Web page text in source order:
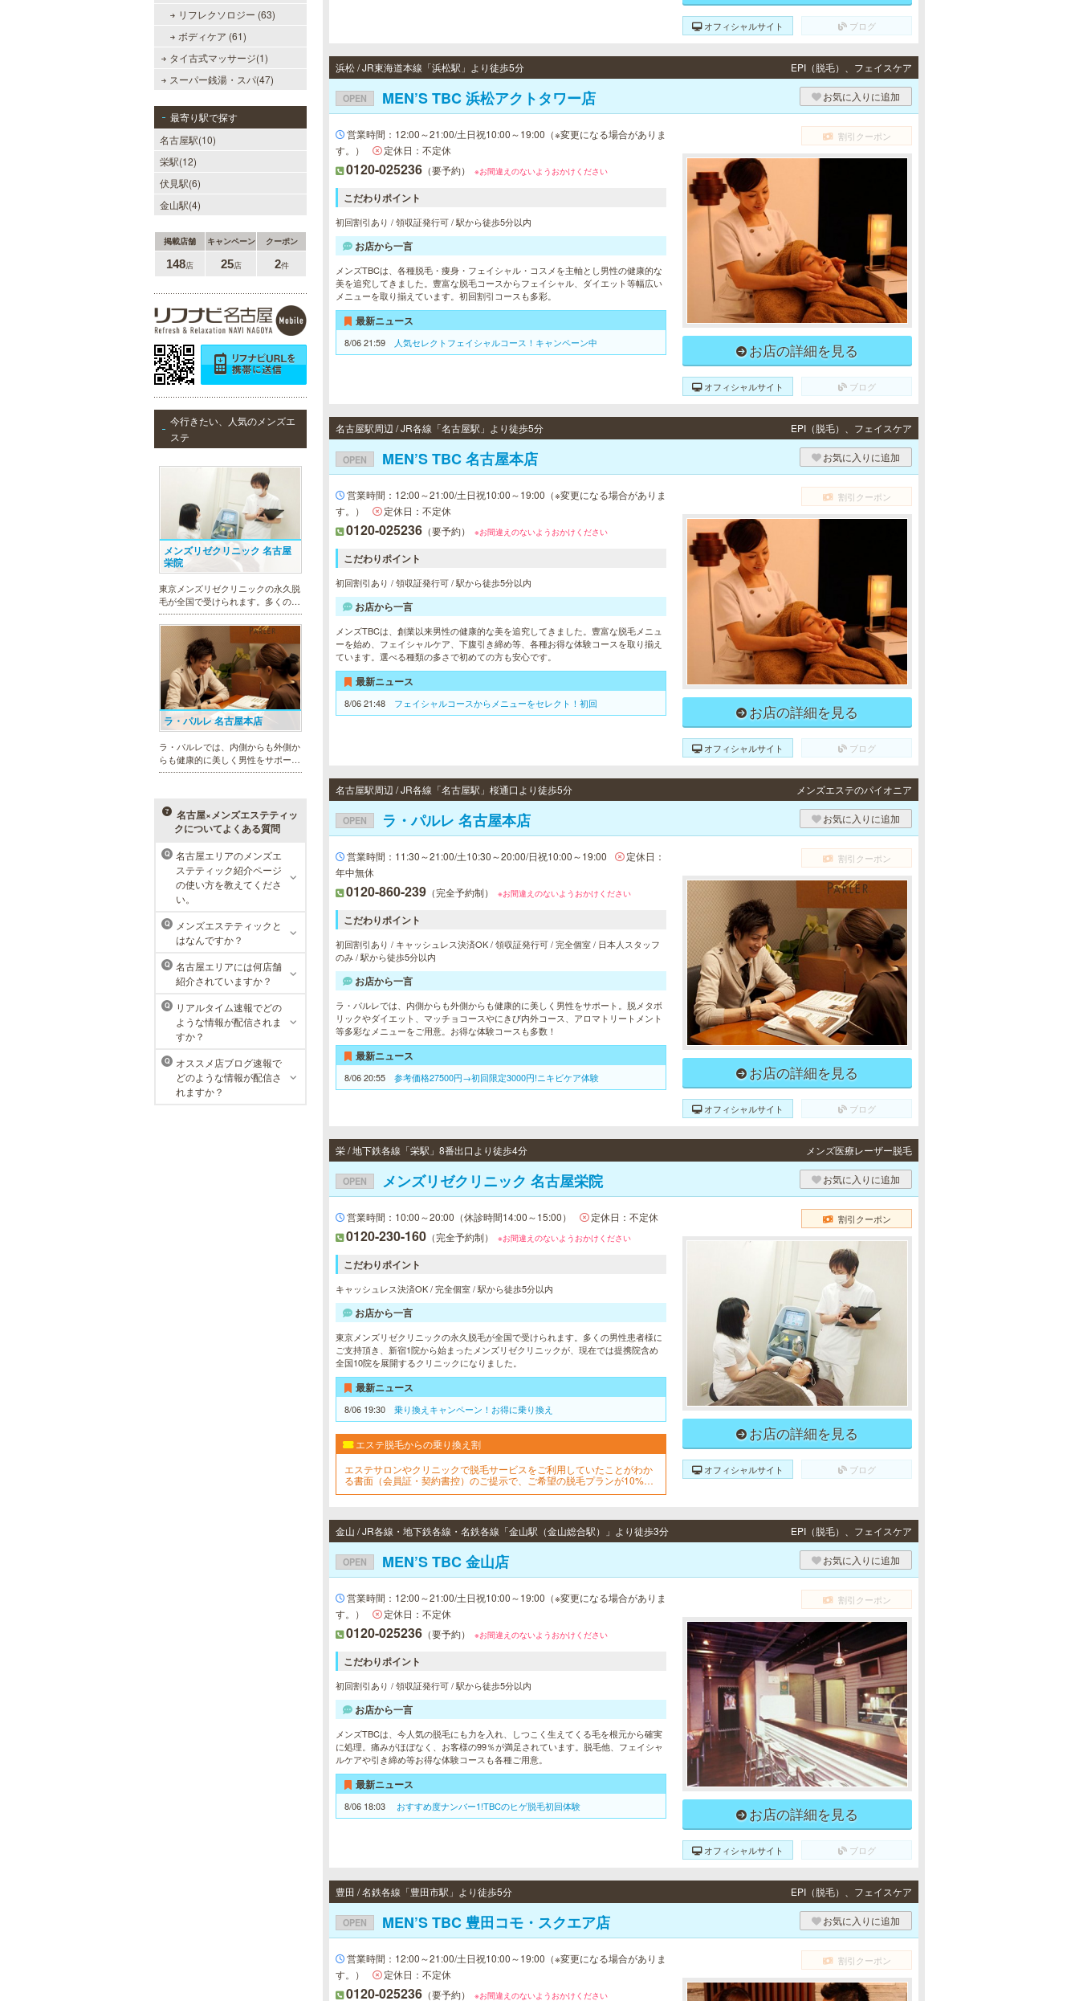
リフレクソロジー (63)
ボディケア (61)
タイ古式マッサージ(1)
スーパー銭湯・スパ(47)
最寄り駅で探す
名古屋駅(10)
栄駅(12)
伏見駅(6)
金山駅(4)
掲載店舗 キャンペーン クーポン
148店 25店 2件
今行きたい、人気のメンズエ
ステ
メンズリゼクリニック 名古屋
栄院
東京メンズリゼクリニックの永久脱
毛が全国で受けられます。多くの男
性患者様にご支持頂き、新宿1院か
ら始まったメンズリゼクリニック
が、現在では提携院含め全国10院を
展開するクリニックになりました。
ラ・パルレ 名古屋本店
ラ・パルレでは、内側からも外側か
らも健康的に美しく男性をサポー
ト。脱メタボリックやダイエット、
メニューをご用意。お得な体験コー
スも多数！
MEN’S TBC 名古屋本店
メンズTBCは、創業以来男性の健康
的な美を追究してきました。豊富な
脱毛メニューを始め、フェイシャル
ケア、下腹引き締め等、各種お得な
体験コースを取り揃えています。選
べる種類の多さで初めての方も安心
です。
名古屋×メンズエステティッ
クについてよくある質問
Q
名古屋エリアのメンズエ
ステティック紹介ページ
の使い方を教えてくださ
い。
Q
メンズエステティックと
はなんですか？
Q
名古屋エリアには何店舗
紹介されていますか？
Q
リアルタイム速報でどの
ような情報が配信されま
すか？
Q
オススメ店ブログ速報で
どのような情報が配信さ
れますか？
オフィシャルサイト ブログ
浜松 / JR東海道本線「浜松駅」より徒歩5分 EPI（脱毛）、フェイスケア
OPEN MEN’S TBC 浜松アクトタワー店 お気に入りに追加
営業時間：12:00～21:00/土日祝10:00～19:00（※変更になる場合がありま
す。）
定休日：不定休
0120-025236 （要予約） ※お間違えのないようおかけください
こだわりポイント
初回割引あり / 領収証発行可 / 駅から徒歩5分以内
お店から一言
メンズTBCは、各種脱毛・痩身・フェイシャル・コスメを主軸とし男性の健康的な
美を追究してきました。豊富な脱毛コースからフェイシャル、ダイエット等幅広い
メニューを取り揃えています。初回割引コースも多彩。
最新ニュース
8/06 21:59 人気セレクトフェイシャルコース！キャンペーン中
割引クーポン
お店の詳細を見る
オフィシャルサイト ブログ
名古屋駅周辺 / JR各線「名古屋駅」より徒歩5分 EPI（脱毛）、フェイスケア
OPEN MEN’S TBC 名古屋本店 お気に入りに追加
営業時間：12:00～21:00/土日祝10:00～19:00（※変更になる場合がありま
す。）
定休日：不定休
0120-025236 （要予約） ※お間違えのないようおかけください
こだわりポイント
初回割引あり / 領収証発行可 / 駅から徒歩5分以内
お店から一言
メンズTBCは、創業以来男性の健康的な美を追究してきました。豊富な脱毛メニュ
ーを始め、フェイシャルケア、下腹引き締め等、各種お得な体験コースを取り揃え
ています。選べる種類の多さで初めての方も安心です。
最新ニュース
8/06 21:48 フェイシャルコースからメニューをセレクト！初回
割引クーポン
お店の詳細を見る
オフィシャルサイト ブログ
名古屋駅周辺 / JR各線「名古屋駅」桜通口より徒歩5分 メンズエステのパイオニア
OPEN ラ・パルレ 名古屋本店 お気に入りに追加
営業時間：11:30～21:00/土10:30～20:00/日祝10:00～19:00
定休日：
年中無休
0120-860-239 （完全予約制） ※お間違えのないようおかけください
こだわりポイント
初回割引あり / キャッシュレス決済OK / 領収証発行可 / 完全個室 / 日本人スタッフ
のみ / 駅から徒歩5分以内
お店から一言
ラ・パルレでは、内側からも外側からも健康的に美しく男性をサポート。脱メタボ
リックやダイエット、マッチョコースやにきび内外コース、アロマトリートメント
等多彩なメニューをご用意。お得な体験コースも多数！
最新ニュース
8/06 20:55 参考価格27500円→初回限定3000円!ニキビケア体験
割引クーポン
お店の詳細を見る
オフィシャルサイト ブログ
栄 / 地下鉄各線「栄駅」8番出口より徒歩4分 メンズ医療レーザー脱毛
OPEN メンズリゼクリニック 名古屋栄院 お気に入りに追加
営業時間：10:00～20:00（休診時間14:00～15:00） 定休日：不定休
0120-230-160 （完全予約制） ※お間違えのないようおかけください
こだわりポイント
キャッシュレス決済OK / 完全個室 / 駅から徒歩5分以内
お店から一言
東京メンズリゼクリニックの永久脱毛が全国で受けられます。多くの男性患者様に
ご支持頂き、新宿1院から始まったメンズリゼクリニックが、現在では提携院含め
全国10院を展開するクリニックになりました。
最新ニュース
8/06 19:30 乗り換えキャンペーン！お得に乗り換え
エステ脱毛からの乗り換え割
エステサロンやクリニックで脱毛サービスをご利用していたことがわか
る書面（会員証・契約書控）のご提示で、ご希望の脱毛プランが10%OF
Fでご契約可能！※1回、コース終了後1回は割引適用外※他割引と併用不
割引クーポン
お店の詳細を見る
オフィシャルサイト ブログ
金山 / JR各線・地下鉄各線・名鉄各線「金山駅（金山総合駅）」より徒歩3分 EPI（脱毛）、フェイスケア
OPEN MEN’S TBC 金山店 お気に入りに追加
営業時間：12:00～21:00/土日祝10:00～19:00（※変更になる場合がありま
す。）
定休日：不定休
0120-025236 （要予約） ※お間違えのないようおかけください
こだわりポイント
初回割引あり / 領収証発行可 / 駅から徒歩5分以内
お店から一言
メンズTBCは、今人気の脱毛にも力を入れ、しつこく生えてくる毛を根元から確実
に処理。痛みがほぼなく、お客様の99％が満足されています。脱毛他、フェイシャ
ルケアや引き締め等お得な体験コースも各種ご用意。
最新ニュース
8/06 18:03 おすすめ度ナンバー1!TBCのヒゲ脱毛初回体験
割引クーポン
お店の詳細を見る
オフィシャルサイト ブログ
豊田 / 名鉄各線「豊田市駅」より徒歩5分 EPI（脱毛）、フェイスケア
OPEN MEN’S TBC 豊田コモ・スクエア店 お気に入りに追加
営業時間：12:00～21:00/土日祝10:00～19:00（※変更になる場合がありま
す。）
定休日：不定休
0120-025236 （要予約） ※お間違えのないようおかけください
割引クーポン